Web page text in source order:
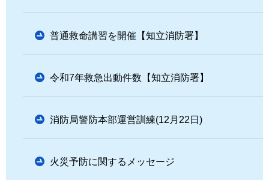
普通救命講習を開催【知立消防署】
令和7年救急出動件数【知立消防署】
消防局警防本部運営訓練(12月22日)
火災予防に関するメッセージ